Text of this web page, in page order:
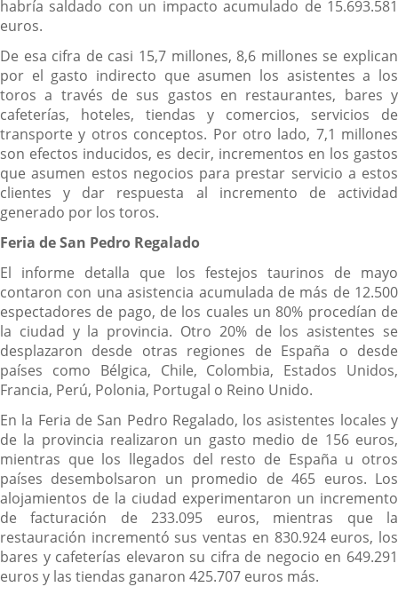
habría saldado con un impacto acumulado de 15.693.581
euros.
De esa cifra de casi 15,7 millones, 8,6 millones se explican
por el gasto indirecto que asumen los asistentes a los
toros a través de sus gastos en restaurantes, bares y
cafeterías, hoteles, tiendas y comercios, servicios de
transporte y otros conceptos. Por otro lado, 7,1 millones
son efectos inducidos, es decir, incrementos en los gastos
que asumen estos negocios para prestar servicio a estos
clientes y dar respuesta al incremento de actividad
generado por los toros.
Feria de San Pedro Regalado
El informe detalla que los festejos taurinos de mayo
contaron con una asistencia acumulada de más de 12.500
espectadores de pago, de los cuales un 80% procedían de
la ciudad y la provincia. Otro 20% de los asistentes se
desplazaron desde otras regiones de España o desde
países como Bélgica, Chile, Colombia, Estados Unidos,
Francia, Perú, Polonia, Portugal o Reino Unido.
En la Feria de San Pedro Regalado, los asistentes locales y
de la provincia realizaron un gasto medio de 156 euros,
mientras que los llegados del resto de España u otros
países desembolsaron un promedio de 465 euros. Los
alojamientos de la ciudad experimentaron un incremento
de facturación de 233.095 euros, mientras que la
restauración incrementó sus ventas en 830.924 euros, los
bares y cafeterías elevaron su cifra de negocio en 649.291
euros y las tiendas ganaron 425.707 euros más.